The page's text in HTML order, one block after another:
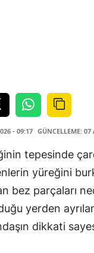
- 09:17 GÜNCELLEME:
tepesinde
yüreğini
bez parçaları
yerden
dikkati